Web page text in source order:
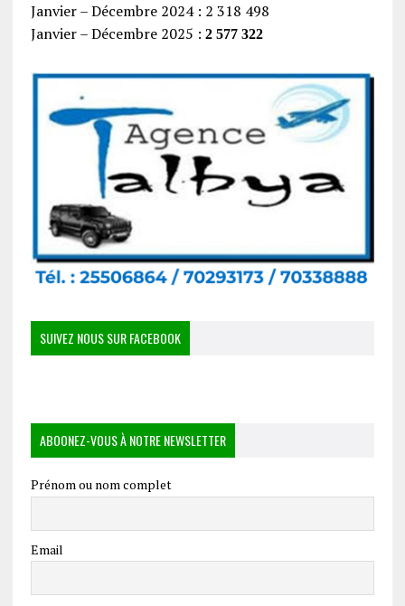
Janvier – Décembre 2024 : 2 318 498
Janvier – Décembre 2025 : 2 577 322
SUIVEZ NOUS SUR FACEBOOK
ABOONEZ-VOUS À NOTRE NEWSLETTER
Prénom ou nom complet
Email